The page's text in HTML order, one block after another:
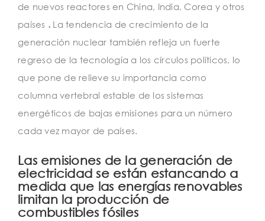
de nuevos reactores en China, India, Corea y otros
países . La tendencia de crecimiento de la
generación nuclear también refleja un fuerte
regreso de la tecnología a los círculos políticos, lo
que pone de relieve su importancia como
columna vertebral estable de los sistemas
energéticos de bajas emisiones para un número
cada vez mayor de países.
Las emisiones de la generación de
electricidad se están estancando a
medida que las energías renovables
limitan la producción de
combustibles fósiles